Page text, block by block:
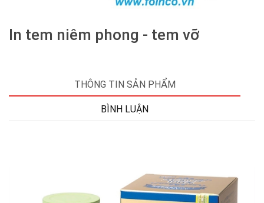
In tem niêm phong - tem vỡ
THÔNG TIN SẢN PHẨM
BÌNH LUẬN